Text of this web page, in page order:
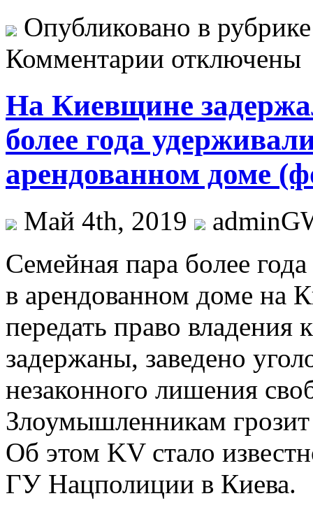
Опубликовано в
Комментарии отключены
На Киевщине
более года
арендованном доме
Май 4th, 2019
Сeмeйнaя пaрa бoлee
в арендованном доме на
передать право владения
задержаны, заведено
незаконного лишения
Злоумышленникам
Об этом KV стало
ГУ Нацполиции в Киева.